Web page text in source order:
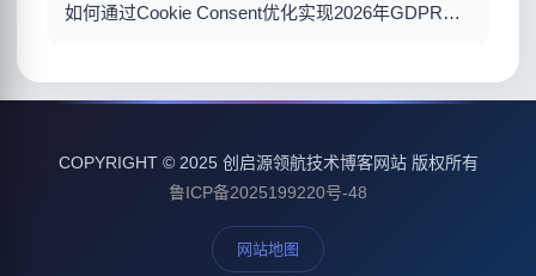
如何通过Cookie Consent优化实现2026年GDPR合规与用户体验双赢
COPYRIGHT © 2025 创启源领航技术博客网站 版权所有
鲁ICP备2025199220号-48
网站地图